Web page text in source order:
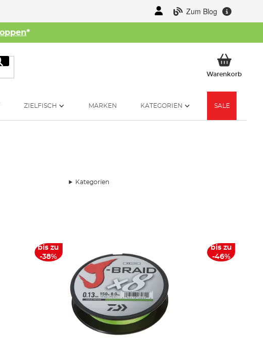
Zum Blog
*
Suche
WarenkorbMein
ZIELFISCH MARKEN KATEGORIEN SALE
Kategorien
bis zu
-38%
bis zu
-46%